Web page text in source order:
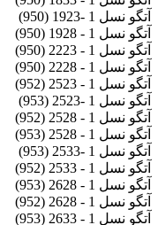
آتگو نسل 1 -1923 (950)
آتگو نسل 1 - 1928 (950)
آتگو نسل 1 - 2223 (950)
آتگو نسل 1 - 2228 (950)
آتگو نسل 1 - 2523 (952)
آتگو نسل 1 -2523 (953)
آتگو نسل 1 - 2528 (952)
آتگو نسل 1 - 2528 (953)
آتگو نسل 1 -2533 (953)
آتگو نسل 1 - 2533 (952)
آتگو نسل 1 - 2628 (953)
آتگو نسل 1 - 2628 (952)
آتگو نسل 1 - 2633 (953)